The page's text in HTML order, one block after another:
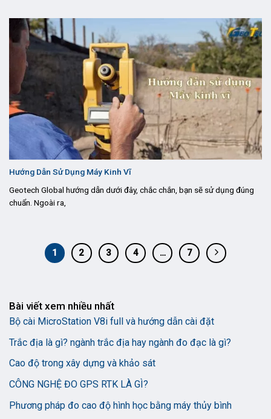
Hướng Dẫn Sử Dụng Máy Kinh Vĩ
Geotech Global hướng dẫn dưới đây, chắc chắn, bạn sẽ sử dụng đúng
chuẩn. Ngoài ra,
1 2 3 4 … 7
Bài viết xem nhiều nhất
Bộ cài MicroStation V8i full và hướng dẫn cài đặt
Trắc địa là gì? ngành trắc địa hay ngành đo đạc là gì?
Cao độ trong xây dựng và khảo sát
CÔNG NGHỆ ĐO GPS RTK LÀ GÌ?
Phương pháp đo cao độ hình học bằng máy thủy bình